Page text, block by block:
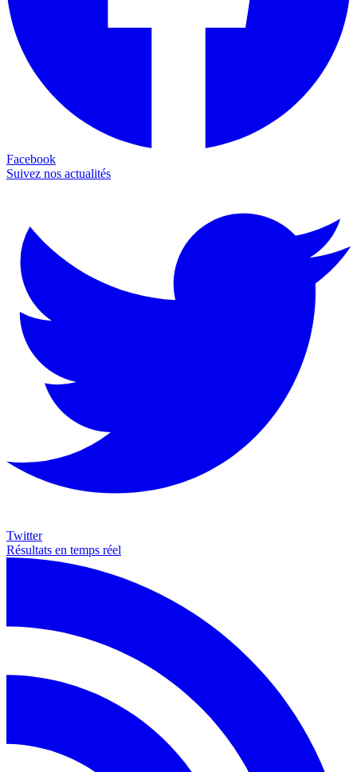
Facebook
Suivez nos actualités
Twitter
Résultats en temps réel